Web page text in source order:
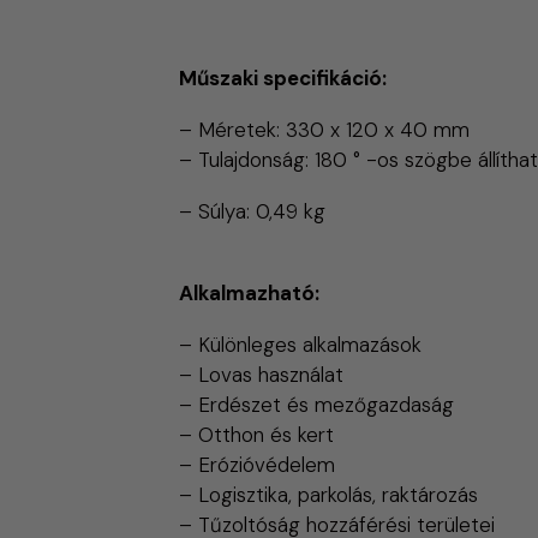
Műszaki specifikáció:
– Méretek: 330 x 120 x 40 mm
– Tulajdonság: 180 ° -os szögbe
– Súlya: 0,49 kg
Alkalmazható:
– Különleges alkalmazások
– Lovas használat
– Erdészet és mezőgazdaság
– Otthon és kert
– Erózióvédelem
– Logisztika, parkolás, raktározás
– Tűzoltóság hozzáférési területei